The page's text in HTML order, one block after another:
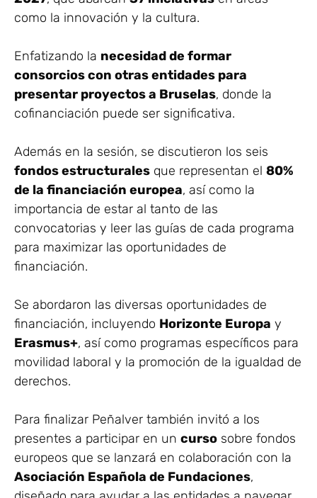
como la innovación y la cultura.
Enfatizando la necesidad de formar
consorcios con otras entidades para
presentar proyectos a Bruselas, donde la
cofinanciación puede ser significativa.
Además en la sesión, se discutieron los seis
fondos estructurales que representan el 80%
de la financiación europea, así como la
importancia de estar al tanto de las
convocatorias y leer las guías de cada programa
para maximizar las oportunidades de
financiación.
Se abordaron las diversas oportunidades de
financiación, incluyendo Horizonte Europa y
Erasmus+, así como programas específicos para
movilidad laboral y la promoción de la igualdad de
derechos.
Para finalizar Peñalver también invitó a los
presentes a participar en un curso sobre fondos
europeos que se lanzará en colaboración con la
Asociación Española de Fundaciones,